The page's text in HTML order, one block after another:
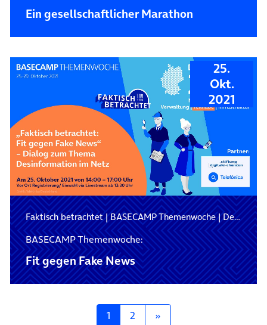
Ein gesellschaftlicher Marathon
25.
Okt.
2021
Faktisch betrachtet|BASECAMP Themenwoche|Desinformation
BASECAMP Themenwoche:
Fit gegen Fake News
Posts navigation
1 2 »